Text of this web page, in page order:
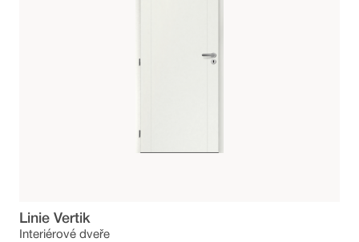
Linie Vertik
Interiérové dveře